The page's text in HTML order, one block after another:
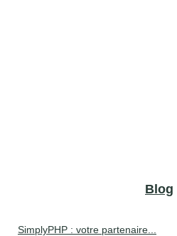
Blog
SimplyPHP : votre partenaire...